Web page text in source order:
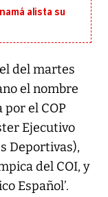
alista su
del martes
el nombre
el COP
Ejecutivo
Deportivas),
del COI, y
Español’.